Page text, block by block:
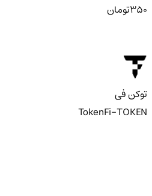
350تومان
توکن فی
TokenFi-TOKEN